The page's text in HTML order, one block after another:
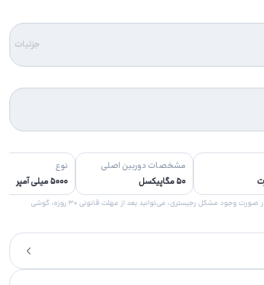
جزئیات
مشخصات دوربین اصلی
۵۰ مگاپیکسل
نوع
۵۰۰۰ میلی آمپر
امکان برگشت کالا در گروه موبایل با دلیل “انصراف از خرید“ تنها در صورتی مورد قبول است که پلمب کالا باز نشده باشد. تمام گوشی‌های جی‌اس‌ام ضمانت رجیستری دارند. در صورت وجود مشکل رجیستری، می‌توانید بعد از مهلت قانونی ۳۰ روزه، گوشی